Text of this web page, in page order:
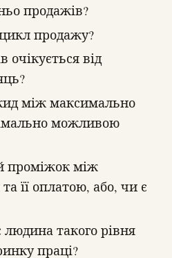
продажів?
продажу?
очікується від
між максимально
можливою
проміжок між
її оплатою, або, чи є
такого рівня
праці?